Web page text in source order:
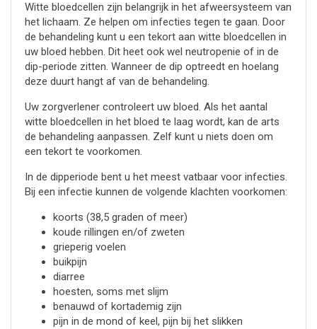
Witte bloedcellen zijn belangrijk in het afweersysteem van
het lichaam. Ze helpen om infecties tegen te gaan. Door
de behandeling kunt u een tekort aan witte bloedcellen in
uw bloed hebben. Dit heet ook wel neutropenie of in de
dip-periode zitten. Wanneer de dip optreedt en hoelang
deze duurt hangt af van de behandeling.
Uw zorgverlener controleert uw bloed. Als het aantal
witte bloedcellen in het bloed te laag wordt, kan de arts
de behandeling aanpassen. Zelf kunt u niets doen om
een tekort te voorkomen.
In de dipperiode bent u het meest vatbaar voor infecties.
Bij een infectie kunnen de volgende klachten voorkomen:
koorts (38,5 graden of meer)
koude rillingen en/of zweten
grieperig voelen
buikpijn
diarree
hoesten, soms met slijm
benauwd of kortademig zijn
pijn in de mond of keel, pijn bij het slikken